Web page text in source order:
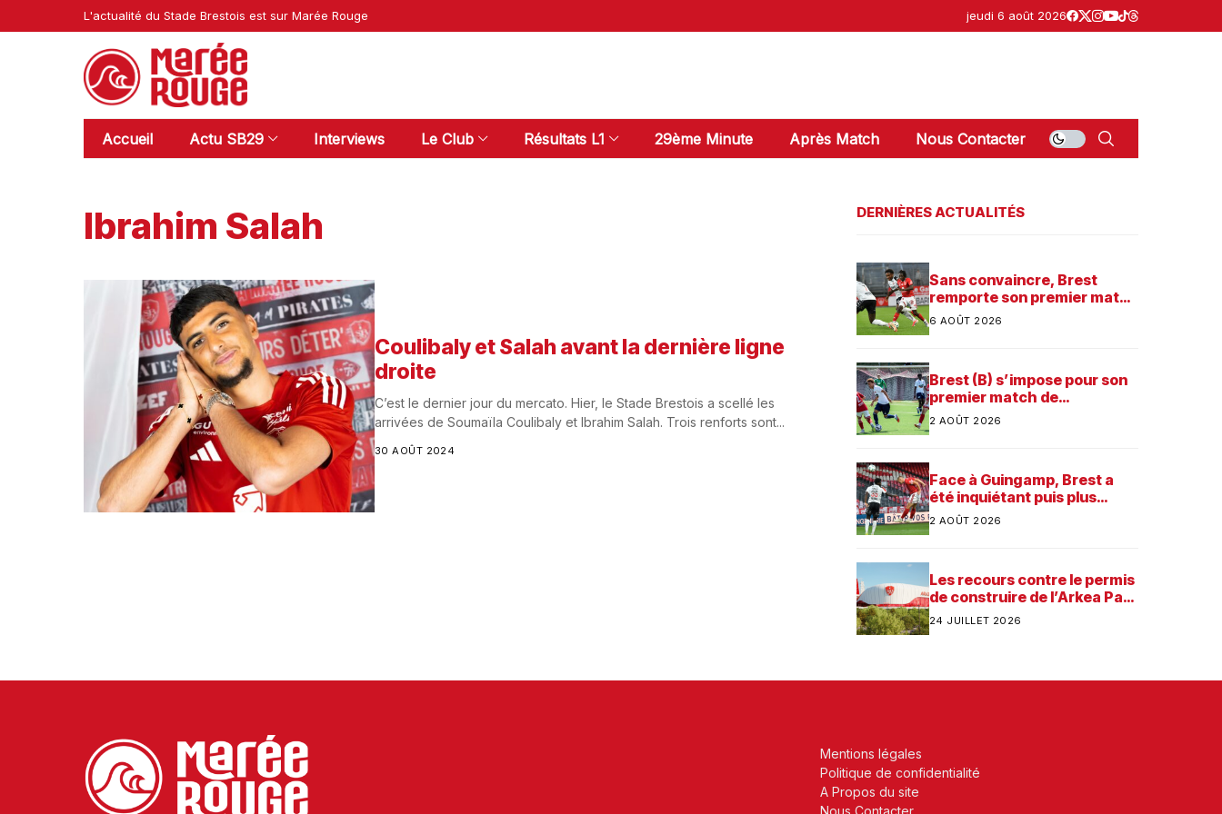
L'actualité du Stade Brestois est sur Marée Rouge jeudi 6 août 2026
Accueil Actu SB29 Interviews Le Club Résultats L1 29ème Minute Après Match Nous Contacter
Ibrahim Salah
Coulibaly et Salah avant la dernière ligne
droite
C’est le dernier jour du mercato. Hier, le Stade Brestois a scellé les
arrivées de Soumaïla Coulibaly et Ibrahim Salah. Trois renforts sont...
30 AOÛT 2024
DERNIÈRES ACTUALITÉS
Sans convaincre, Brest
remporte son premier match
dans sa préparation contre
6 AOÛT 2026
Brest (B) s’impose pour son
premier match de
préparation
2 AOÛT 2026
Face à Guingamp, Brest a
été inquiétant puis plus
consistant
2 AOÛT 2026
Les recours contre le permis
de construire de l’Arkea Park
ont été rejetés par la justice.
Brestois ?
24 JUILLET 2026
Mentions légales
Politique de confidentialité
A Propos du site
Nous Contacter